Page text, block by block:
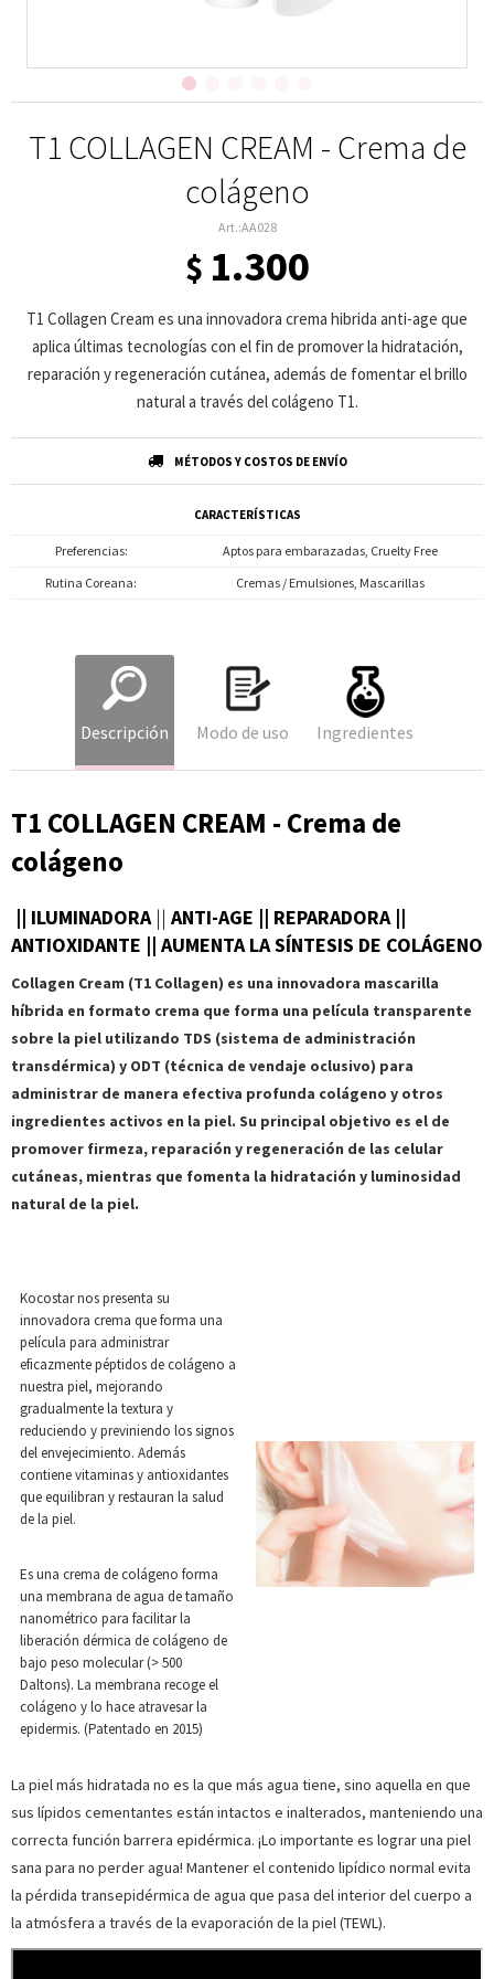
T1 COLLAGEN CREAM - Crema de
colágeno
AA028
$ 1.300
T1 Collagen Cream es una innovadora crema hibrida anti-age que
aplica últimas tecnologías con el fin de promover la hidratación,
reparación y regeneración cutánea, además de fomentar el brillo
natural a través del colágeno T1.
MÉTODOS Y COSTOS DE ENVÍO
CARACTERÍSTICAS
Preferencias
Aptos para embarazadas, Cruelty Free
Rutina Coreana
Cremas / Emulsiones, Mascarillas
Descripción Modo de uso Ingredientes
T1 COLLAGEN CREAM - Crema de
colágeno
|| ILUMINADORA || ANTI-AGE || REPARADORA ||
ANTIOXIDANTE || AUMENTA LA SÍNTESIS DE COLÁGENO
Collagen Cream (T1 Collagen) es una innovadora mascarilla
híbrida en formato crema que forma una película transparente
sobre la piel utilizando TDS (sistema de administración
transdérmica) y ODT (técnica de vendaje oclusivo) para
administrar de manera efectiva profunda colágeno y otros
ingredientes activos en la piel. Su principal objetivo es el de
promover firmeza, reparación y regeneración de las celular
cutáneas, mientras que fomenta la hidratación y luminosidad
natural de la piel.
Kocostar nos presenta su
innovadora crema que forma una
película para administrar
eficazmente péptidos de colágeno a
nuestra piel, mejorando
gradualmente la textura y
reduciendo y previniendo los signos
del envejecimiento. Además
contiene vitaminas y antioxidantes
que equilibran y restauran la salud
de la piel.
Es una crema de colágeno forma
una membrana de agua de tamaño
nanométrico para facilitar la
liberación dérmica de colágeno de
bajo peso molecular (> 500
Daltons). La membrana recoge el
colágeno y lo hace atravesar la
epidermis. (Patentado en 2015)
La piel más hidratada no es la que más agua tiene, sino aquella en que
sus lípidos cementantes están intactos e inalterados, manteniendo una
correcta función barrera epidérmica. ¡Lo importante es lograr una piel
sana para no perder agua! Mantener el contenido lipídico normal evita
la pérdida transepidérmica de agua que pasa del interior del cuerpo a
la atmósfera a través de la evaporación de la piel (TEWL).